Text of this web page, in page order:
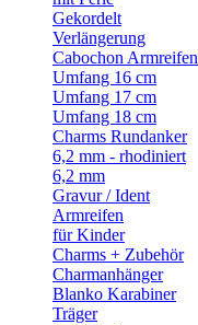
Gekordelt
Verlängerung
Cabochon Armreifen
Umfang 16 cm
Umfang 17 cm
Umfang 18 cm
Charms Rundanker
6,2 mm - rhodiniert
6,2 mm
Gravur / Ident
Armreifen
für Kinder
Charms + Zubehör
Charmanhänger
Blanko Karabiner
Träger